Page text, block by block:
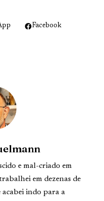
Facebook
e mal-criado em
em dezenas de
indo para a